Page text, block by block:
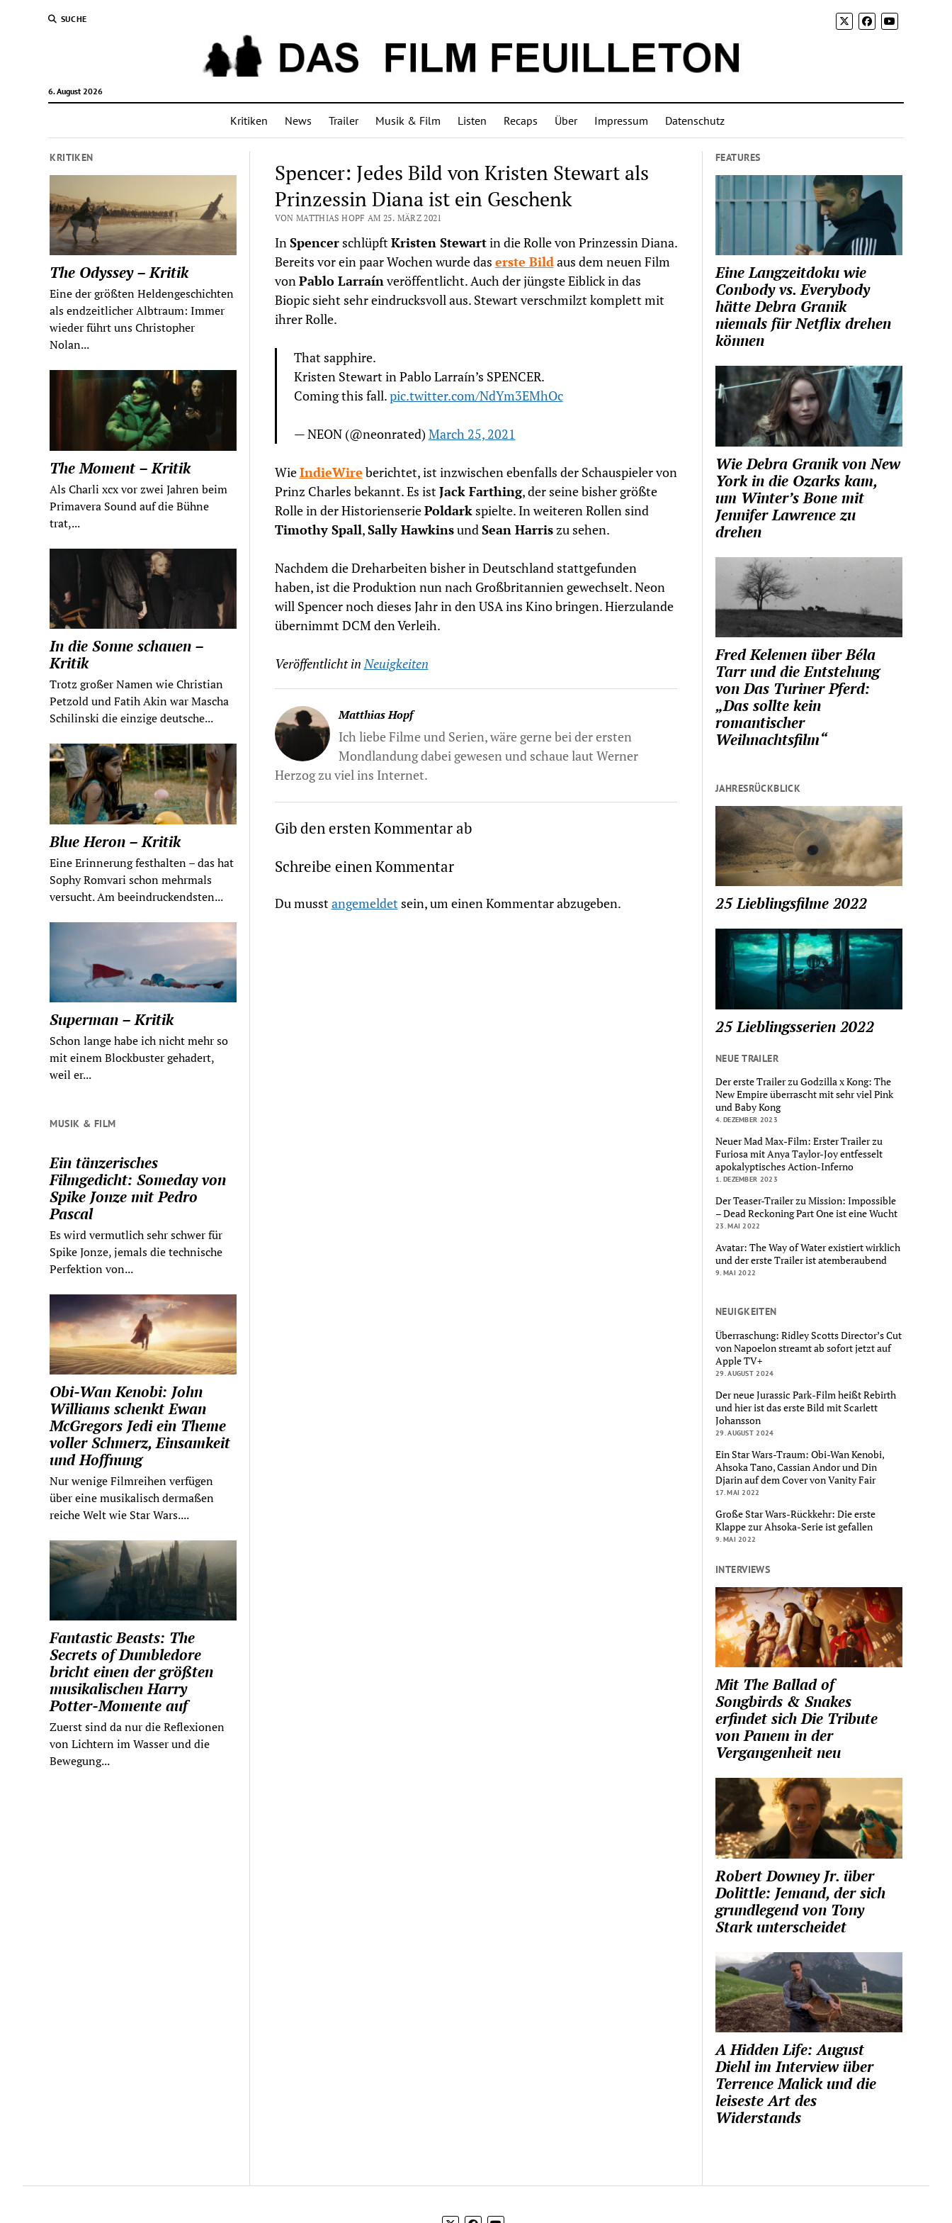
SUCHE
6. August 2026
Kritiken News Trailer Musik & Film Listen Recaps Über Impressum Datenschutz
KRITIKEN
The Odyssey – Kritik
Eine der größten Heldengeschichten
als endzeitlicher Albtraum: Immer
wieder führt uns Christopher
Nolan...
The Moment – Kritik
Als Charli xcx vor zwei Jahren beim
Primavera Sound auf die Bühne
trat,...
In die Sonne schauen –
Kritik
Trotz großer Namen wie Christian
Petzold und Fatih Akin war Mascha
Schilinski die einzige deutsche...
Blue Heron – Kritik
Eine Erinnerung festhalten – das hat
Sophy Romvari schon mehrmals
versucht. Am beeindruckendsten...
Superman – Kritik
Schon lange habe ich nicht mehr so
mit einem Blockbuster gehadert,
weil er...
MUSIK & FILM
Ein tänzerisches
Filmgedicht: Someday von
Spike Jonze mit Pedro
Pascal
Es wird vermutlich sehr schwer für
Spike Jonze, jemals die technische
Perfektion von...
Obi-Wan Kenobi: John
Williams schenkt Ewan
McGregors Jedi ein Theme
voller Schmerz, Einsamkeit
und Hoffnung
Nur wenige Filmreihen verfügen
über eine musikalisch dermaßen
reiche Welt wie Star Wars....
Fantastic Beasts: The
Secrets of Dumbledore
bricht einen der größten
musikalischen Harry
Potter-Momente auf
Zuerst sind da nur die Reflexionen
von Lichtern im Wasser und die
Bewegung...
Spencer: Jedes Bild von Kristen Stewart als
Prinzessin Diana ist ein Geschenk
VON MATTHIAS HOPF AM 25. MÄRZ 2021
InSpencerschlüpftKristen Stewartin die Rolle von Prinzessin Diana.
Bereits vor ein paar Wochen wurde das erste Bildaus dem neuen Film
vonPablo Larraínveröffentlicht. Auch der jüngste Eiblick in das
Biopic sieht sehr eindrucksvoll aus. Stewart verschmilzt komplett mit
ihrer Rolle.
That sapphire.
Kristen Stewart in Pablo Larraín’s SPENCER.
Coming this fall.pic.twitter.com/NdYm3EMhOc
— NEON (@neonrated)March 25, 2021
WieIndieWire berichtet, ist inzwischen ebenfalls der Schauspieler von
Prinz Charles bekannt. Es istJack Farthing, der seine bisher größte
Rolle in der HistorienseriePoldarkspielte. In weiteren Rollen sind
Timothy Spall,Sally HawkinsundSean Harriszu sehen.
Nachdem die Dreharbeiten bisher in Deutschland stattgefunden
haben, ist die Produktion nun nach Großbritannien gewechselt. Neon
will Spencer noch dieses Jahr in den USA ins Kino bringen. Hierzulande
übernimmt DCM den Verleih.
Veröffentlicht inNeuigkeiten
Matthias Hopf
Ich liebe Filme und Serien, wäre gerne bei der ersten
Mondlandung dabei gewesen und schaue laut Werner
Herzog zu viel ins Internet.
Gib den ersten Kommentar ab
Schreibe einen Kommentar
Du musst angemeldet sein, um einen Kommentar abzugeben.
FEATURES
Eine Langzeitdoku wie
Conbody vs. Everybody
hätte Debra Granik
niemals für Netflix drehen
können
Wie Debra Granik von New
York in die Ozarks kam,
um Winter’s Bone mit
Jennifer Lawrence zu
drehen
Fred Kelemen über Béla
Tarr und die Entstehung
von Das Turiner Pferd:
„Das sollte kein
romantischer
Weihnachtsfilm“
JAHRESRÜCKBLICK
25 Lieblingsfilme 2022
25 Lieblingsserien 2022
NEUE TRAILER
Der erste Trailer zu Godzilla x Kong: The
New Empire überrascht mit sehr viel Pink
und Baby Kong
4. DEZEMBER 2023
Neuer Mad Max-Film: Erster Trailer zu
Furiosa mit Anya Taylor-Joy entfesselt
apokalyptisches Action-Inferno
1. DEZEMBER 2023
Der Teaser-Trailer zu Mission: Impossible
– Dead Reckoning Part One ist eine Wucht
23. MAI 2022
Avatar: The Way of Water existiert wirklich
und der erste Trailer ist atemberaubend
9. MAI 2022
NEUIGKEITEN
Überraschung: Ridley Scotts Director’s Cut
von Napoelon streamt ab sofort jetzt auf
Apple TV+
29. AUGUST 2024
Der neue Jurassic Park-Film heißt Rebirth
und hier ist das erste Bild mit Scarlett
Johansson
29. AUGUST 2024
Ein Star Wars-Traum: Obi-Wan Kenobi,
Ahsoka Tano, Cassian Andor und Din
Djarin auf dem Cover von Vanity Fair
17. MAI 2022
Große Star Wars-Rückkehr: Die erste
Klappe zur Ahsoka-Serie ist gefallen
9. MAI 2022
INTERVIEWS
Mit The Ballad of
Songbirds & Snakes
erfindet sich Die Tribute
von Panem in der
Vergangenheit neu
Robert Downey Jr. über
Dolittle: Jemand, der sich
grundlegend von Tony
Stark unterscheidet
A Hidden Life: August
Diehl im Interview über
Terrence Malick und die
leiseste Art des
Widerstands